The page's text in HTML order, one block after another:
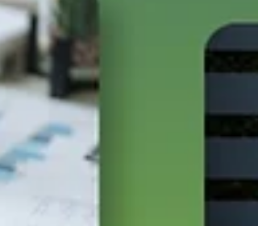
de 3 años. Es decir, que las actuaciones
en 2023 se deben tramitar en 2026, si no en
2027, será un ahorro perdido, que no se podrá
más tramitar.